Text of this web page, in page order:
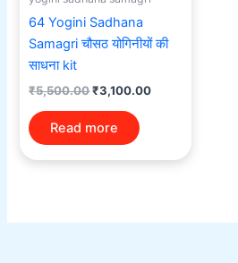
64 Yogini Sadhana
Samagri चौसठ योगिनीयों की
साधना kit
₹5,500.00₹3,100.00
Read more